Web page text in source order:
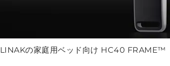
LINAKの家庭用ベッド向け HC40 FRAME™